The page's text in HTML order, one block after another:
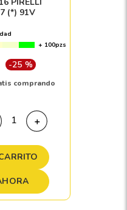
(*) 91V
+ 100pzs
-25 %
comprando
＋